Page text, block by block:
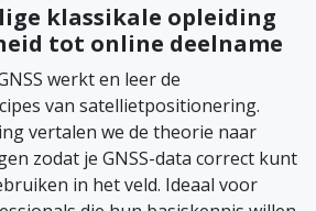
klassikale opleiding
tot online deelname
werkt en leer de
van satellietpositionering.
vertalen we de theorie naar
zodat je GNSS-data correct kunt
in het veld. Ideaal voor